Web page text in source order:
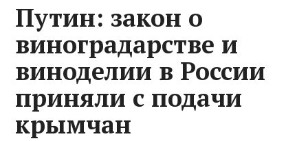
Путин: закон о
виноградарстве и
виноделии в России
приняли с подачи
крымчан